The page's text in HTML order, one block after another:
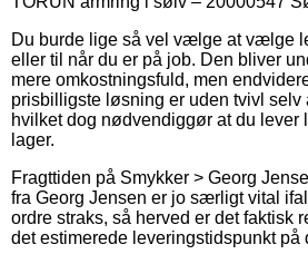
Du burde lige så vel vælge at vælge
eller til når du er på job. Den bliver
mere omkostningsfuld, men
prisbilligste løsning er uden tvivl selv
hvilket dog nødvendiggør at du lever
lager.
Fragttiden på Smykker > Georg
fra Georg Jensen er jo særligt vital
ordre straks, så herved er det faktisk
det estimerede leveringstidspunkt på